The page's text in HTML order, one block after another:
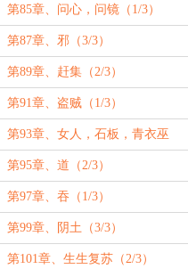
第85章、问心，问镜（1/3）
第87章、邪（3/3）
第89章、赶集（2/3）
第91章、盗贼（1/3）
第93章、女人，石板，青衣巫
（3/3）
第95章、道（2/3）
第97章、吞（1/3）
第99章、阴土（3/3）
第101章、生生复苏（2/3）